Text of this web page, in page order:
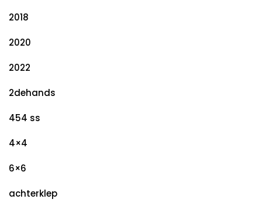
2018
2020
2022
2dehands
454 ss
4×4
6×6
achterklep